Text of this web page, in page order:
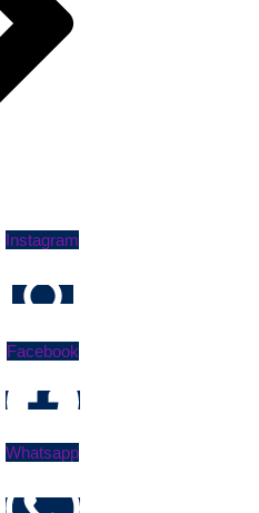
Instagram
Facebook
Whatsapp